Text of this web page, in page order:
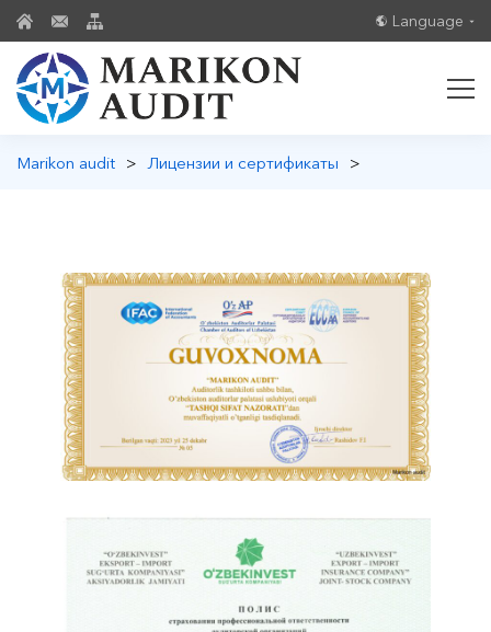
Language
Marikon audit > Лицензии и сертификаты >